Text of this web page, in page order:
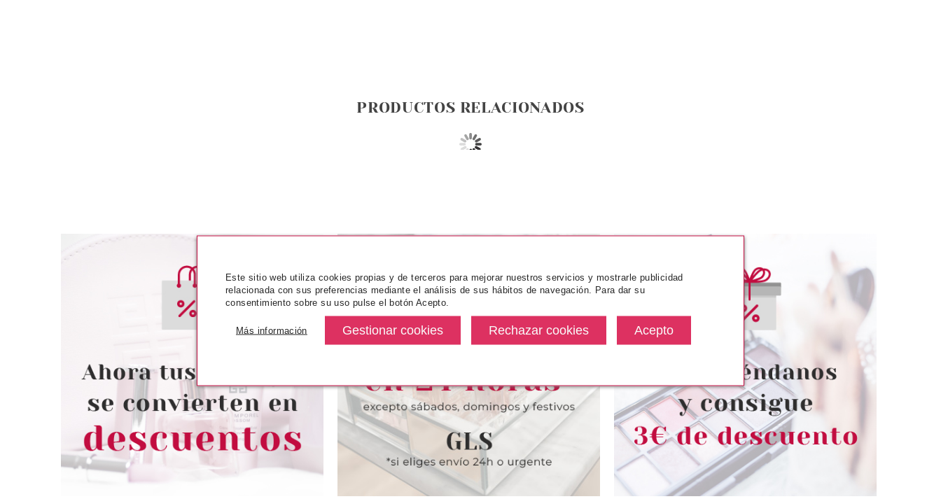
PRODUCTOS RELACIONADOS
REVLON COLORSTAY
desde
REVLON
REVLON COLORSTAY
DELINEADOR OJOS
5.49€
REVLON
REVLON COLORSTAY
DELINEADOR OJOS
4.90€
REVLON
REVLON COLORSTAY SKIN
AWAKEN 5 EN 1 CORRECTOR
3.95€
REVLON MAKE A SHEEN
SOMBRA DE OJOS 860
ESPRESSO YOURSELF 7GR
desde
1.89€
Este sitio web utiliza cookies propias y de terceros para mejorar nuestros servicios y mostrarle publicidad
relacionada con sus preferencias mediante el análisis de sus hábitos de navegación. Para dar su
consentimiento sobre su uso pulse el botón Acepto.
Más información